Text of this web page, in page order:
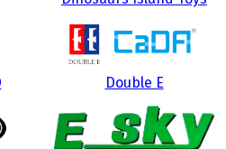
Double E